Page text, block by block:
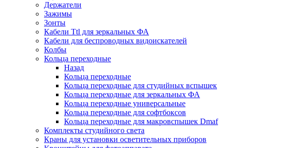
Держатели
Зажимы
Зонты
Кабели Ttl для зеркальных ФА
Кабели для беспроводных видоискателей
Колбы
Кольца переходные
Назад
Кольца переходные
Кольца переходные для студийных вспышек
Кольца переходные для зеркальных ФА
Кольца переходные универсальные
Кольца переходные для софтбоксов
Кольца переходные для макровспышек Dmaf
Комплекты студийного света
Краны для установки осветительных приборов